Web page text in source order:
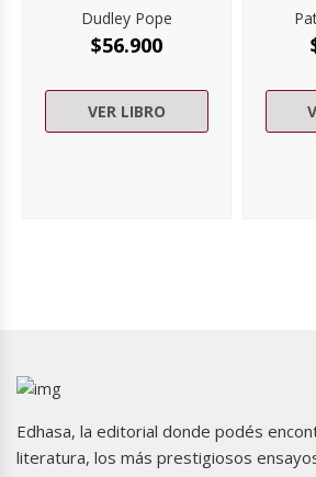
Dudley Pope
$56.900
VER LIBRO
Edhasa, la editorial donde podés
literatura, los más prestigiosos